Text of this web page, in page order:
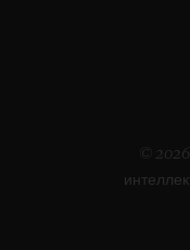
©